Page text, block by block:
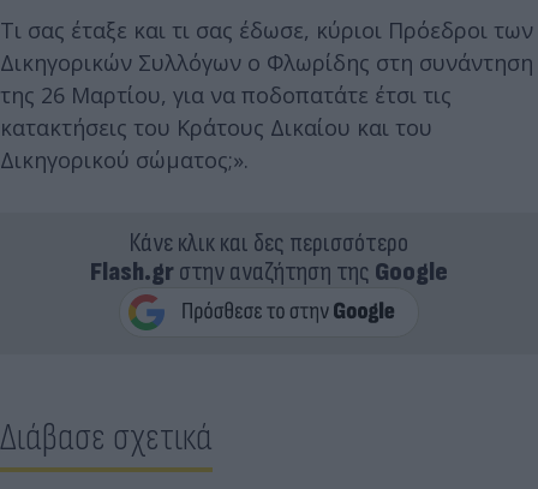
Τι σας έταξε και τι σας έδωσε, κύριοι Πρόεδροι των
Δικηγορικών Συλλόγων ο Φλωρίδης στη συνάντηση
της 26 Μαρτίου, για να ποδοπατάτε έτσι τις
κατακτήσεις του Κράτους Δικαίου και του
Δικηγορικού σώματος;».
Κάνε κλικ και δες περισσότερο
Flash.grστην αναζήτηση της Google
Διάβασε σχετικά